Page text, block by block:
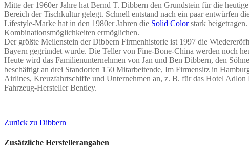
Mitte der 1960er Jahre hat Bernd T. Dibbern den Grundstein für die
Bereich der Tischkultur gelegt. Schnell entstand nach ein paar entwürfen
Lifestyle-Marke hat in den 1980er Jahren die Solid Colorstark
Kombinationsmöglichkeiten ermöglichen.
Der größte Meilenstein der Dibbern Firmenhistorie ist 1997 die
Bayern gegründet wurde. Die Teller von Fine-Bone-China werden noch
Heute wird das Familienunternehmen von Jan und Ben Dibbern, den
beschäftigt an drei Standorten 150 Mitarbeitende, Im Firmensitz in
Airlines, Kreuzfahrtschiffe und Unternehmen an, z. B. für das Hotel
Fahrzeug-Hersteller Bentley.
Zurück zu Dibbern
Zusätzliche Herstellerangaben